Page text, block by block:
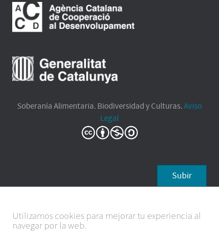
Soberanía Alimentaria. Biodiversidad y Culturas.Aviso
Legal
Subir
Utilizamos cookies para mejorar tu experiencia al
navegar por la web.